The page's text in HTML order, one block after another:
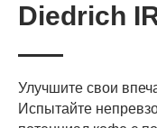
Diedrich
Улучшите свои
Испытайте